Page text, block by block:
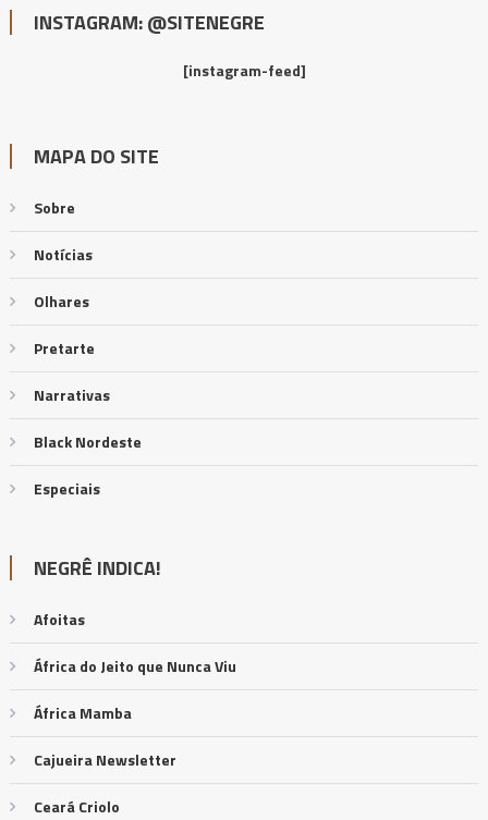
INSTAGRAM: @SITENEGRE
[instagram-feed]
MAPA DO SITE
Sobre
Notícias
Olhares
Pretarte
Narrativas
Black Nordeste
Especiais
NEGRÊ INDICA!
Afoitas
África do Jeito que Nunca Viu
África Mamba
Cajueira Newsletter
Ceará Criolo